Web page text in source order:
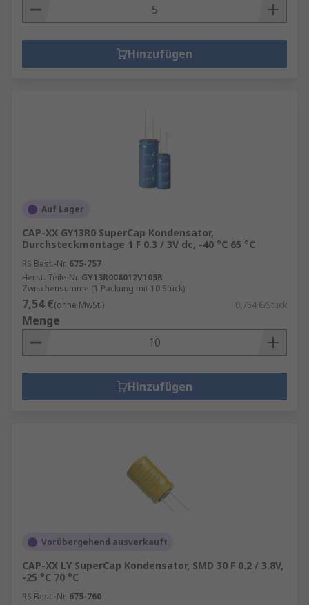
Hinzufügen
Auf Lager
CAP-XX GY13R0 SuperCap Kondensator,
Durchsteckmontage 1 F 0.3 / 3V dc, -40 °C 65 °C
RS Best.-Nr. 675-757
Herst. Teile-Nr. GY13R008012V105R
Zwischensumme (1 Packung mit 10 Stück)
7,54 €(ohne MwSt.) 0,754 €/Stück
Menge
Hinzufügen
Vorübergehend ausverkauft
CAP-XX LY SuperCap Kondensator, SMD 30 F 0.2 / 3.8V,
-25 °C 70 °C
RS Best.-Nr. 675-760